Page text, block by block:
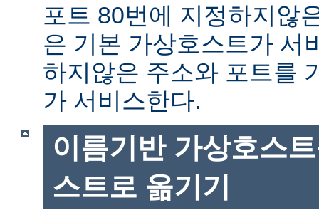
포트 80번에 지정하지않
은 기본 가상호스트가 서
하지않은 주소와 포트를
가 서비스한다.
이름기반 가상호스
스트로 옮기기